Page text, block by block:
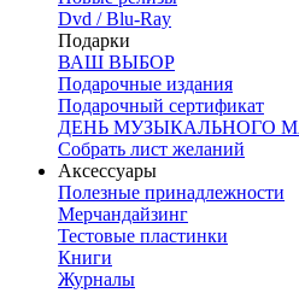
Dvd / Blu-Ray
Подарки
ВАШ ВЫБОР
Подарочные издания
Подарочный сертификат
ДЕНЬ МУЗЫКАЛЬНОГО
Собрать лист желаний
Аксессуары
Полезные принадлежности
Мерчандайзинг
Тестовые пластинки
Книги
Журналы